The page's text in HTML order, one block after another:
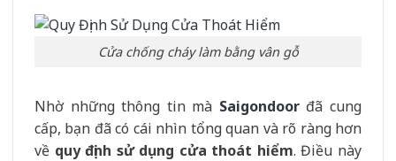
Cửa chống cháy làm bằng vân gỗ
Nhờ những thông tin mà Saigondoorđã cung
cấp, bạn đã có cái nhìn tổng quan và rõ ràng hơn
về quy định sử dụng cửa thoát hiểm. Điều này